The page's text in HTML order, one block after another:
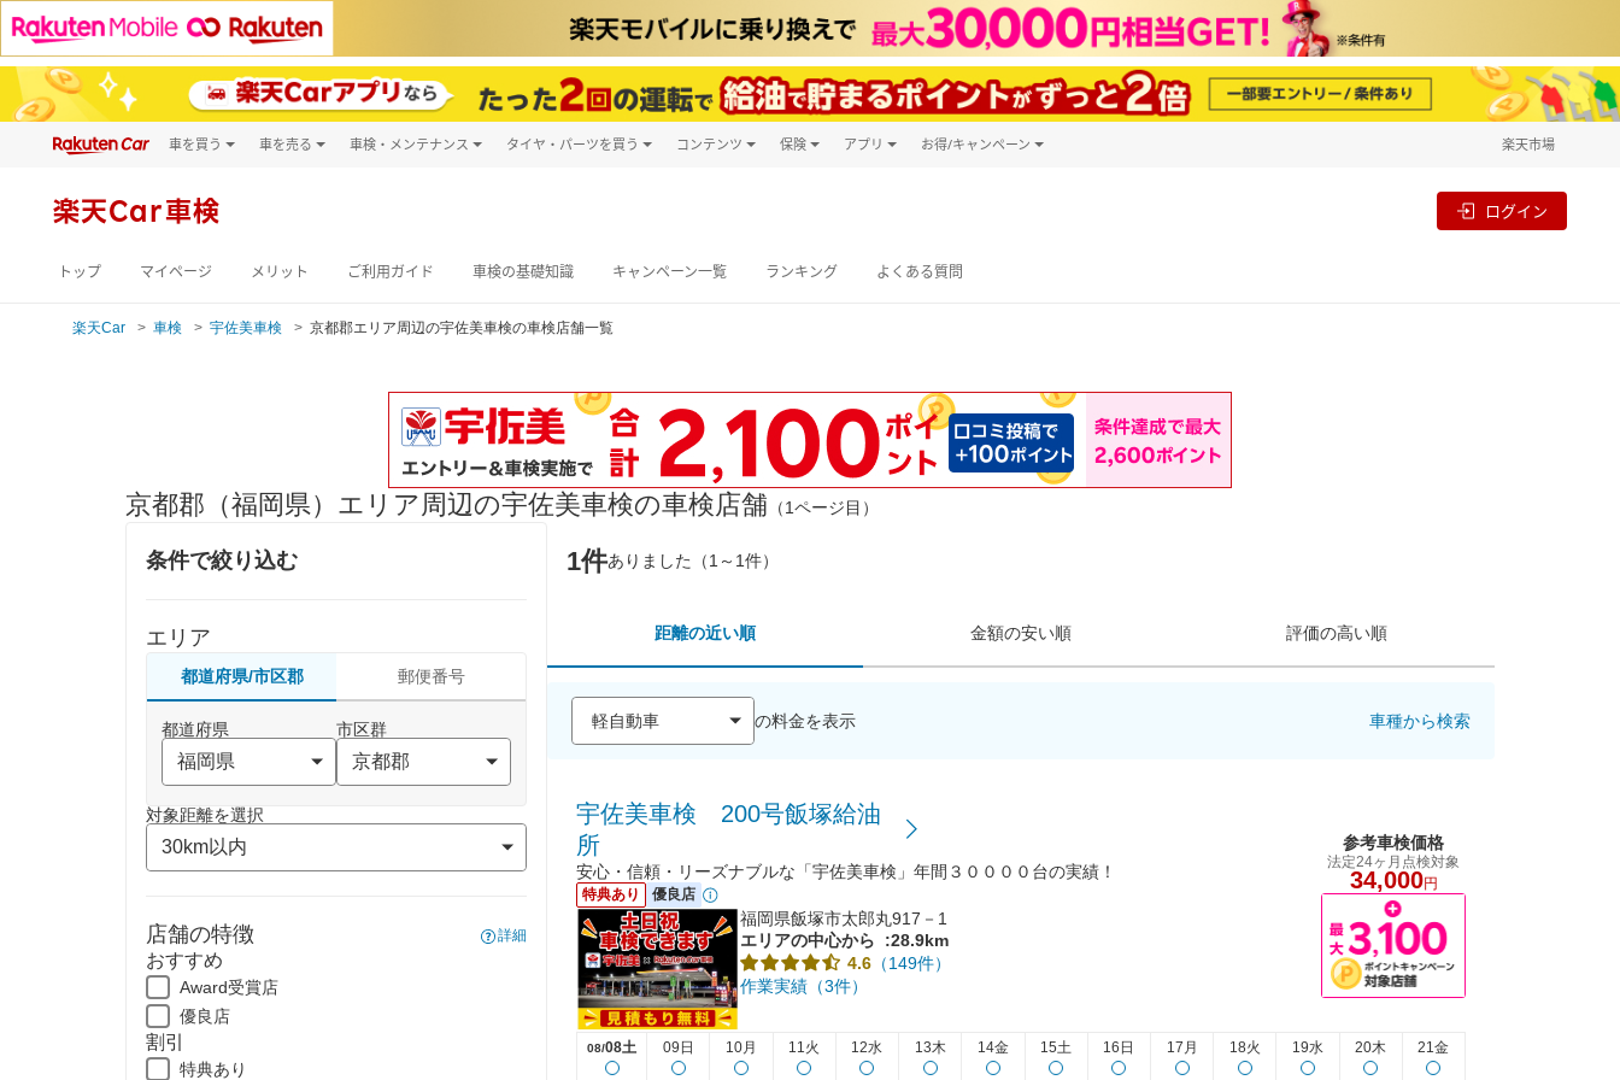
車を買う
新車
車を売る 車検・メンテナンス タイヤ・パーツを買う コンテンツ 保険 アプリ お得/キャンペーン 楽天市場
楽天Car車検 ログイン
トップ マイページ メリット ご利用ガイド 車検の基礎知識 キャンペーン一覧 ランキング よくある質問
楽天Car 車検 宇佐美車検 京都郡エリア周辺の宇佐美車検の車検店舗一覧
京都郡（福岡県）エリア周辺の宇佐美車検の車検店舗 （1ページ目）
条件で絞り込む
エリア
都道府県/市区郡 郵便番号
都道府県 市区群
対象距離を選択
店舗の特徴 詳細
おすすめ
Award受賞店
優良店
割引
特典あり
1件ありました（1～1件）
距離の近い順 金額の安い順 評価の高い順
の料金を表示 車種から検索
宇佐美車検 200号飯塚給油
所
安心・信頼・リーズナブルな「宇佐美車検」年間３００００台の実績！
特典あり 優良店
福岡県飯塚市太郎丸917－1
エリアの中心から
:28.9km
4.6 （149件）
作業実績（3件）
参考車検価格
法定24ヶ月点検対象
34,000円
08/08土 09日 10月 11火 12水 13木 14金 15土 16日 17月 18火 19水 20木 21金